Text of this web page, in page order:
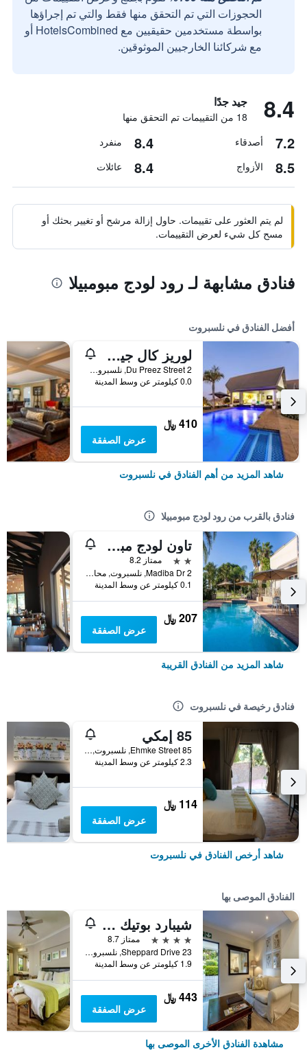
الحجوزات التي تم التحقق منها فقط والتي تم إجراؤها
بواسطة مستخدمين حقيقيين مع HotelsCombined أو
مع شركائنا الخارجيين الموثوقين.
8.4 جيد جدًا
18 من التقييمات تم التحقق منها
7.2 أصدقاء 8.4 منفرد
8.5 الأزواج 8.4 عائلات
لم يتم العثور على تقييمات. حاول إزالة مرشح أو تغيير بحثك أو
مسح كل شيء لعرض التقييمات.
فنادق مشابهة لـ رود لودج مبومبيلا
أفضل الفنادق في نلسبروت
لوريز كال جيستهاوس
2 Du Preez Street, نلسبروت, محافظة مبومالانجا, جنوب أفريقيا
0.0 كيلومتر عن وسط المدينة
410 ﷼
عرض الصفقة
شاهد المزيد من أهم الفنادق في نلسبروت
فنادق بالقرب من رود لودج مبومبيلا
تاون لودج مبومبيلا
2 نجمتين
ممتاز 8.2
2 Madiba Dr, نلسبروت, محافظة مبومالانجا, جنوب أفريقيا
0.1 كيلومتر عن وسط المدينة
207 ﷼
عرض الصفقة
شاهد المزيد من الفنادق القريبة
فنادق رخيصة في نلسبروت
85 إمكي
85 Ehmke Street, نلسبروت, محافظة مبومالانجا, جنوب أفريقيا
2.3 كيلومتر عن وسط المدينة
114 ﷼
عرض الصفقة
شاهد أرخص الفنادق في نلسبروت
الفنادق الموصى بها
شيبارد بوتيك جس هاوس
4 نجوم
ممتاز 8.7
23 Sheppard Drive, نلسبروت, محافظة مبومالانجا, جنوب أفريقيا
1.9 كيلومتر عن وسط المدينة
443 ﷼
عرض الصفقة
مشاهدة الفنادق الأخرى الموصى بها